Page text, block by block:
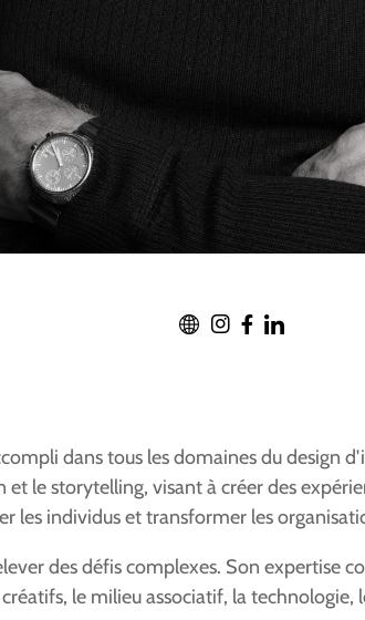
dans tous les domaines du
le storytelling, visant à créer des
les individus et transformer les
des défis complexes. Son expertise
le milieu associatif, la